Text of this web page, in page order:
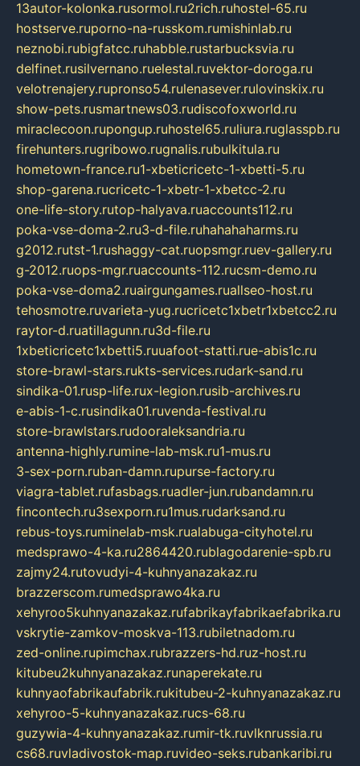
13autor-kolonka.rusormol.ru2rich.ruhostel-65.ru
hostserve.ruporno-na-russkom.rumishinlab.ru
neznobi.rubigfatcc.ruhabble.rustarbucksvia.ru
delfinet.rusilvernano.ruelestal.ruvektor-doroga.ru
velotrenajery.rupronso54.rulenasever.rulovinskix.ru
show-pets.rusmartnews03.rudiscofoxworld.ru
miraclecoon.rupongup.ruhostel65.ruliura.ruglasspb.ru
firehunters.rugribowo.rugnalis.rubulkitula.ru
hometown-france.ru1-xbeticricetc-1-xbetti-5.ru
shop-garena.rucricetc-1-xbetr-1-xbetcc-2.ru
one-life-story.rutop-halyava.ruaccounts112.ru
poka-vse-doma-2.ru3-d-file.ruhahahaharms.ru
g2012.rutst-1.rushaggy-cat.ruopsmgr.ruev-gallery.ru
g-2012.ruops-mgr.ruaccounts-112.rucsm-demo.ru
poka-vse-doma2.ruairgungames.ruallseo-host.ru
tehosmotre.ruvarieta-yug.rucricetc1xbetr1xbetcc2.ru
raytor-d.ruatillagunn.ru3d-file.ru
1xbeticricetc1xbetti5.ruuafoot-statti.rue-abis1c.ru
store-brawl-stars.rukts-services.rudark-sand.ru
sindika-01.rusp-life.rux-legion.rusib-archives.ru
e-abis-1-c.rusindika01.ruvenda-festival.ru
store-brawlstars.rudooraleksandria.ru
antenna-highly.rumine-lab-msk.ru1-mus.ru
3-sex-porn.ruban-damn.rupurse-factory.ru
viagra-tablet.rufasbags.ruadler-jun.rubandamn.ru
fincontech.ru3sexporn.ru1mus.rudarksand.ru
rebus-toys.ruminelab-msk.rualabuga-cityhotel.ru
medsprawo-4-ka.ru2864420.rublagodarenie-spb.ru
zajmy24.rutovudyi-4-kuhnyanazakaz.ru
brazzerscom.rumedsprawo4ka.ru
xehyroo5kuhnyanazakaz.rufabrikayfabrikaefabrika.ru
vskrytie-zamkov-moskva-113.rubiletnadom.ru
zed-online.rupimchax.rubrazzers-hd.ruz-host.ru
kitubeu2kuhnyanazakaz.runaperekate.ru
kuhnyaofabrikaufabrik.rukitubeu-2-kuhnyanazakaz.ru
xehyroo-5-kuhnyanazakaz.rucs-68.ru
guzywia-4-kuhnyanazakaz.rumir-tk.ruvlknrussia.ru
cs68.ruvladivostok-map.ruvideo-seks.rubankaribi.ru